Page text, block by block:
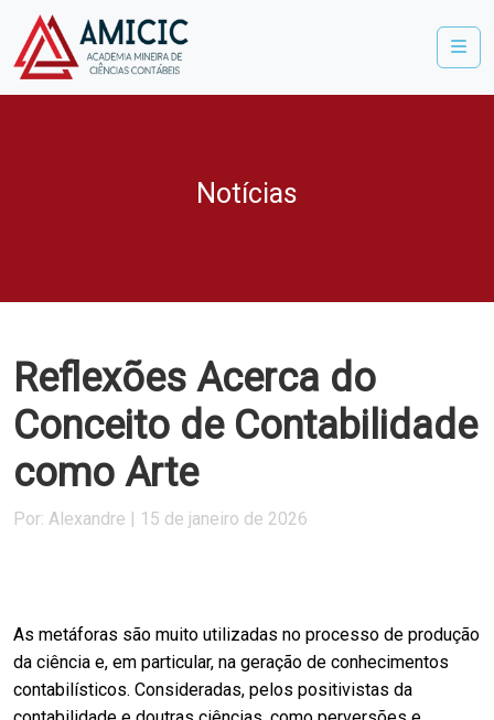
Notícias
Reflexões Acerca do
Conceito de Contabilidade
como Arte
Por: Alexandre | 15 de janeiro de 2026
As metáforas são muito utilizadas no processo de produção
da ciência e, em particular, na geração de conhecimentos
contabilísticos. Consideradas, pelos positivistas da